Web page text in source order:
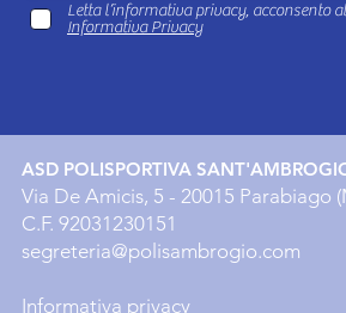
Letta l’informativa privacy, acconsento
Informativa Privacy
ASD POLISPORTIVA
Via De Amicis, 5 - 20015 Parabiago
C.F. 92031230151
segreteria@polisambrogio.com
Informativa privacy